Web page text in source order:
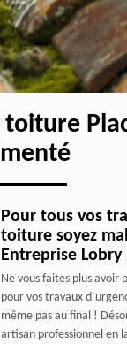
Pour tous vos
toiture soyez
Entreprise Lobry
Ne vous faites plus avoir
pour vos travaux
même pas au final !
artisan professionnel en